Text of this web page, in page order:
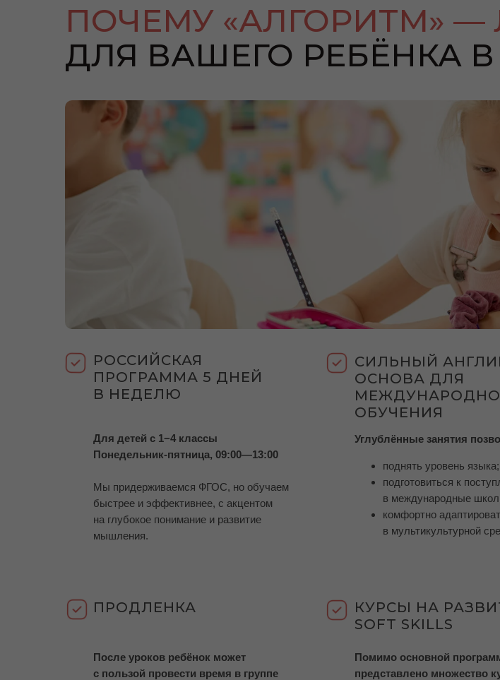
ПОЧЕМУ «АЛГОРИТМ»
ДЛЯ ВАШЕГО РЕБЁНКА В
Углублённые занятия
поднять уровень языка;
подготовиться к
в международные
комфортно
в мультикультурной
Для детей с 1−4 классы
Понедельник-пятница, 09:00—13:00
Мы придерживаемся ФГОС, но обучаем
быстрее и эффективнее, с акцентом
на глубокое понимание и развитие
мышления.
КУРСЫ НА
SOFT SKILLS
ПРОДЛЕНКА
СИЛЬНЫЙ
ОСНОВА ДЛЯ
ОБУЧЕНИЯ
РОССИЙСКАЯ
ПРОГРАММА 5 ДНЕЙ
В НЕДЕЛЮ
Помимо основной
представлено множество
После уроков ребёнок может
с пользой провести время в группе